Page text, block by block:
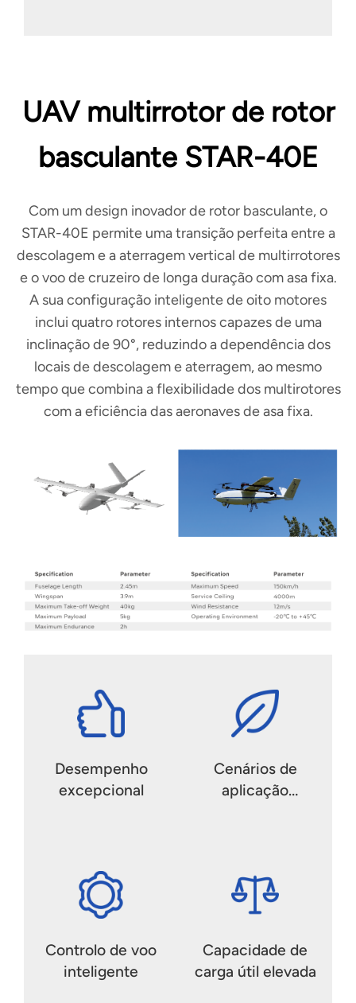
UAV multirrotor de rotor
basculante STAR-40E
Com um design inovador de rotor basculante, o
STAR-40E permite uma transição perfeita entre a
descolagem e a aterragem vertical de multirrotores
e o voo de cruzeiro de longa duração com asa fixa.
A sua configuração inteligente de oito motores
inclui quatro rotores internos capazes de uma
inclinação de 90°, reduzindo a dependência dos
locais de descolagem e aterragem, ao mesmo
tempo que combina a flexibilidade dos multirotores
com a eficiência das aeronaves de asa fixa.
Desempenho
excepcional
Cenários de
aplicação
Controlo de voo
inteligente
Capacidade de
carga útil elevada